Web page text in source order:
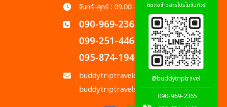
จันทร์-ศุกร์ : 09.00 - 18.00 น.
090-969-2365
099-251-4462
095-874-1945
buddytriptravel@gmail.com
buddytriptravels@gmail.com
ติดต่อข่าวสารโปรโมชั่นทัวร์
@buddytriptravel
090-969-2365